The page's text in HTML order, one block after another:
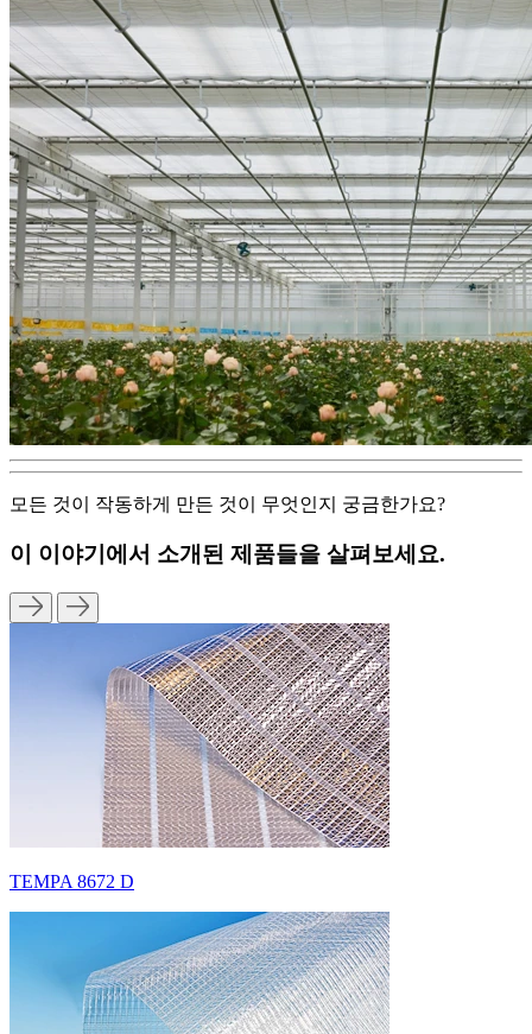
모든 것이 작동하게 만든 것이 무엇인지 궁금한가요?
이 이야기에서 소개된 제품들을 살펴보세요.
TEMPA 8672 D